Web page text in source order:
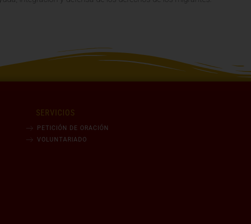
SERVICIOS
PETICIÓN DE ORACIÓN
VOLUNTARIADO